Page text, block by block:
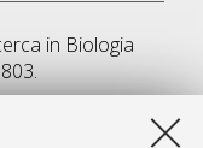
in Biologia
2026 CEST.